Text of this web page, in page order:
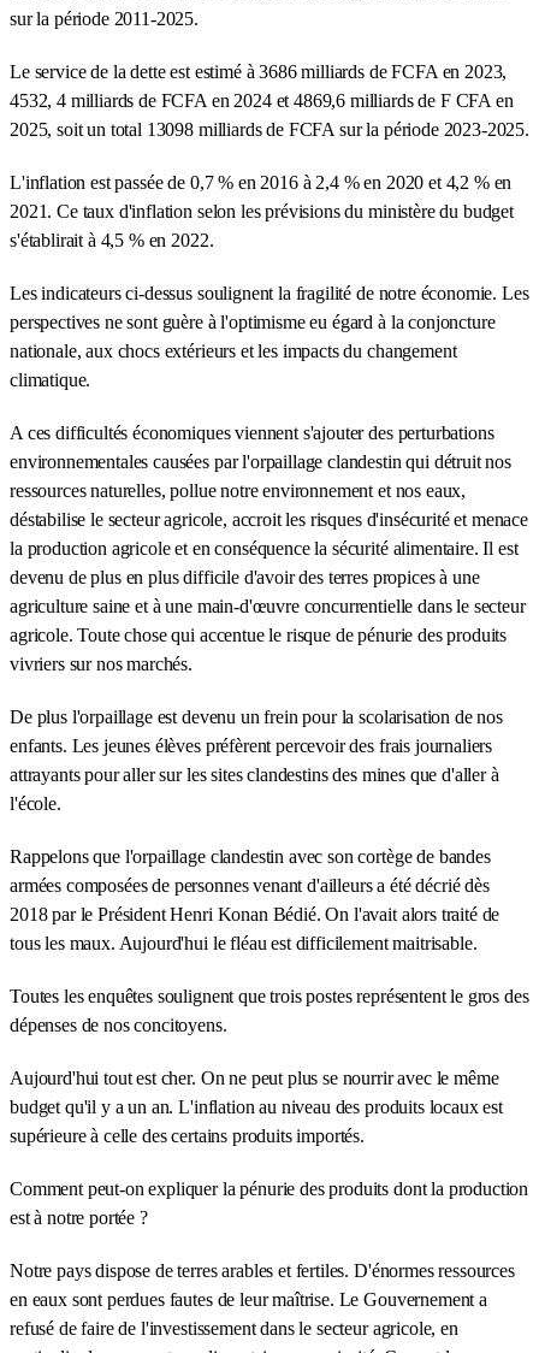
sur la période 2011-2025.
Le service de la dette est estimé à 3686 milliards de FCFA en 2023,
4532, 4 milliards de FCFA en 2024 et 4869,6 milliards de F CFA en
2025, soit un total 13098 milliards de FCFA sur la période 2023-2025.
L'inflation est passée de 0,7 % en 2016 à 2,4 % en 2020 et 4,2 % en
2021. Ce taux d'inflation selon les prévisions du ministère du budget
s'établirait à 4,5 % en 2022.
Les indicateurs ci-dessus soulignent la fragilité de notre économie. Les
perspectives ne sont guère à l'optimisme eu égard à la conjoncture
nationale, aux chocs extérieurs et les impacts du changement
climatique.
A ces difficultés économiques viennent s'ajouter des perturbations
environnementales causées par l'orpaillage clandestin qui détruit nos
ressources naturelles, pollue notre environnement et nos eaux,
déstabilise le secteur agricole, accroit les risques d'insécurité et menace
la production agricole et en conséquence la sécurité alimentaire. Il est
devenu de plus en plus difficile d'avoir des terres propices à une
agriculture saine et à une main-d'œuvre concurrentielle dans le secteur
agricole. Toute chose qui accentue le risque de pénurie des produits
vivriers sur nos marchés.
De plus l'orpaillage est devenu un frein pour la scolarisation de nos
enfants. Les jeunes élèves préfèrent percevoir des frais journaliers
attrayants pour aller sur les sites clandestins des mines que d'aller à
l'école.
Rappelons que l'orpaillage clandestin avec son cortège de bandes
armées composées de personnes venant d'ailleurs a été décrié dès
2018 par le Président Henri Konan Bédié. On l'avait alors traité de
tous les maux. Aujourd'hui le fléau est difficilement maitrisable.
Toutes les enquêtes soulignent que trois postes représentent le gros des
dépenses de nos concitoyens.
Aujourd'hui tout est cher. On ne peut plus se nourrir avec le même
budget qu'il y a un an. L'inflation au niveau des produits locaux est
supérieure à celle des certains produits importés.
Comment peut-on expliquer la pénurie des produits dont la production
est à notre portée ?
Notre pays dispose de terres arables et fertiles. D'énormes ressources
en eaux sont perdues fautes de leur maîtrise. Le Gouvernement a
refusé de faire de l'investissement dans le secteur agricole, en